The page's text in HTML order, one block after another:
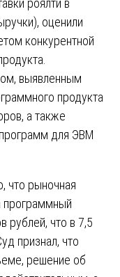
роялти в
оценили
конкурентной
выявленным
продукта
а также
программ для ЭВМ
что рыночная
программный
рублей, что в 7,5
признал, что
решение об